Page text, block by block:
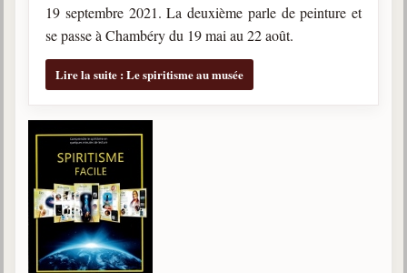
Galerie photos
Filmothèque
Les Illustrés
Vidéos courtes de Divaldo
Liens spirites
Centres spirites
19 septembre 2021. La deuxième parle de peinture et
se passe à Chambéry du 19 mai au 22 août.
Lire la suite : Le spiritisme au musée